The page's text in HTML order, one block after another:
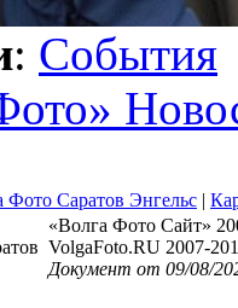
: События
Саратов Энгельс |
«Волга Фото Сайт»
VolgaFoto.RU 2007-
Документ от 09/08/